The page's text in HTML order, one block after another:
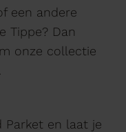
een andere
Tippe? Dan
onze collectie
Parket en laat je